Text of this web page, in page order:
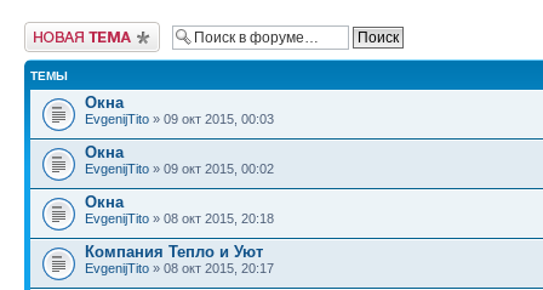
Начать новую тему
ТЕМЫ
Окна
EvgenijTito » 09 окт 2015, 00:03
Окна
EvgenijTito » 09 окт 2015, 00:02
Окна
EvgenijTito » 08 окт 2015, 20:18
Компания Тепло и Уют
EvgenijTito » 08 окт 2015, 20:17